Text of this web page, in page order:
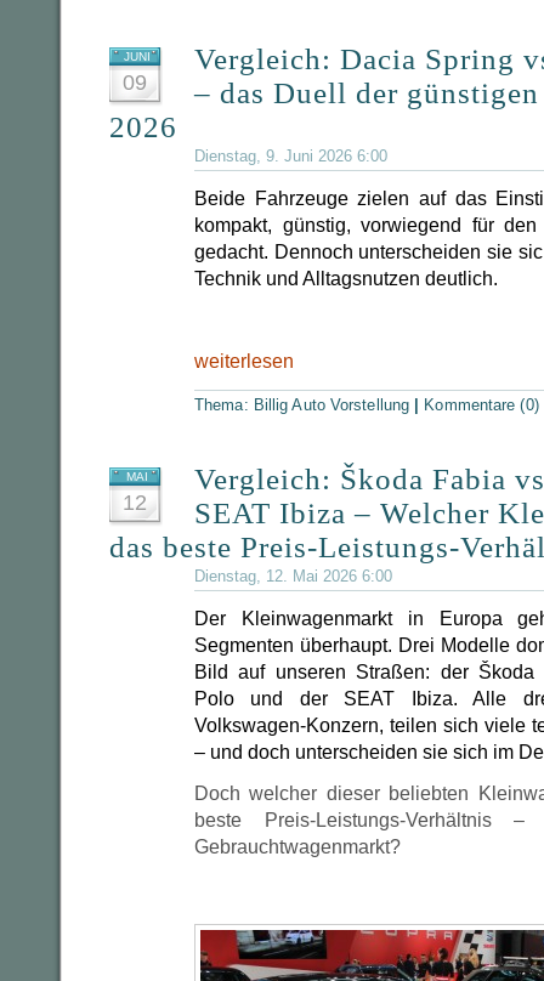
JUNI
09
Vergleich: Dacia Spring
– das Duell der
2026
Dienstag, 9. Juni 2026 6:00
Beide Fahrzeuge zielen auf das
kompakt, günstig, vorwiegend für
gedacht. Dennoch unterscheiden sie
Technik und Alltagsnutzen deutlich.
weiterlesen
Thema: Billig Auto Vorstellung Kommentare (0)
MAI
12
Vergleich: Škoda Fabia
SEAT Ibiza – Welcher
das beste Preis-Leistungs-
Dienstag, 12. Mai 2026 6:00
Der Kleinwagenmarkt in Europa
Segmenten überhaupt. Drei Modelle
Bild auf unseren Straßen: der Škoda
Polo und der SEAT Ibiza. Alle
Volkswagen-Konzern, teilen sich viele
– und doch unterscheiden sie sich im
Doch welcher dieser beliebten
beste Preis-Leistungs-
Gebrauchtwagenmarkt?